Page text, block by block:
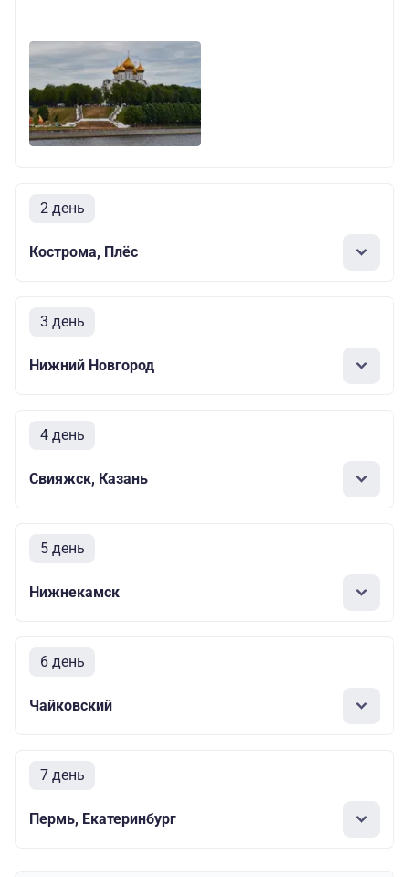
2 день
Кострома, Плёс
3 день
Нижний Новгород
4 день
Свияжск, Казань
5 день
Нижнекамск
6 день
Чайковский
7 день
Пермь, Екатеринбург